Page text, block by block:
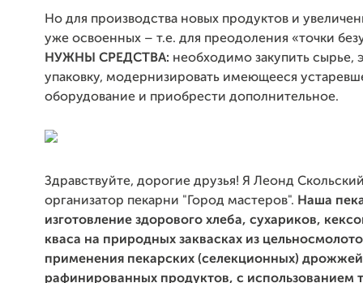
Но для производства новых продуктов и
уже освоенных – т.е. для преодоления «точки
НУЖНЫ СРЕДСТВА: необходимо закупить сырье,
упаковку, модернизировать имеющееся
оборудование и приобрести дополнительное.
Здравствуйте, дорогие друзья! Я Леонд
организатор пекарни "Город мастеров". Наша
изготовление здорового хлеба, сухариков,
кваса на природных заквасках из
применения пекарских (селекционных)
рафинированных продуктов, с использованием